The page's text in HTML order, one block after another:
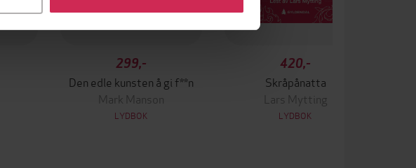
299,-
Den edle kunsten å gi f**n
Mark Manson
LYDBOK
420,-
Skråpånatta
Lars Mytting
LYDBOK